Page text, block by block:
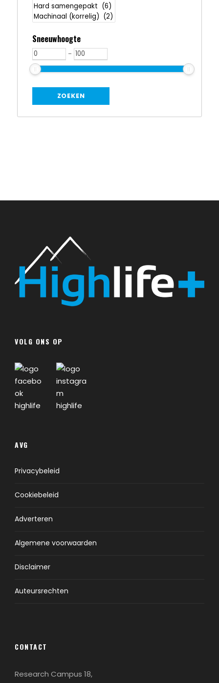
Sneeuwhoogte
-
VOLG ONS OP
AVG
Privacybeleid
Cookiebeleid
Adverteren
Algemene voorwaarden
Disclaimer
Auteursrechten
CONTACT
Research Campus 18,